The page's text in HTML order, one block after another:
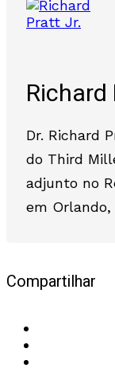
Dr. Richard
do Third
adjunto no
em Orlando,
Compartilhar